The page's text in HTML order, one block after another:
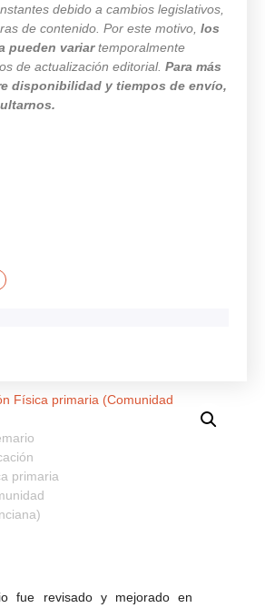
debido a cambios legislativos,
de contenido. Por este motivo, los
pueden variartemporalmente
de actualización editorial. Para más
disponibilidad y tiempos de envío,
fue revisado y mejorado en